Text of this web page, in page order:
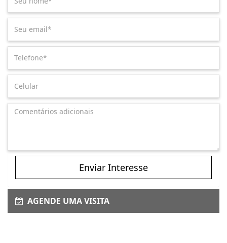
Enviar Interesse
AGENDE UMA VISITA